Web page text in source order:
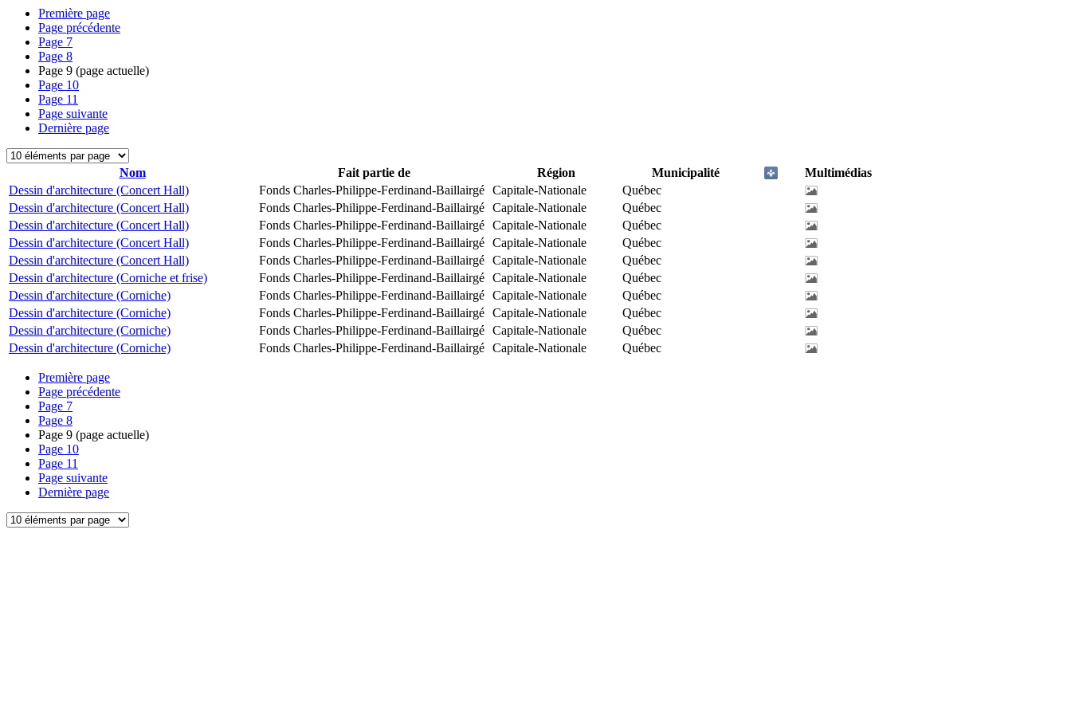
Première page
Page précédente
Page 7
Page 8
Page 9 (page actuelle)
Page 10
Page 11
Page suivante
Dernière page
Nom Fait partie de Région Municipalité
Multimédias
Dessin d'architecture (Concert Hall)
Fonds Charles-Philippe-Ferdinand-Baillairgé Capitale-Nationale
Québec
Dessin d'architecture (Concert Hall)
Fonds Charles-Philippe-Ferdinand-Baillairgé Capitale-Nationale
Québec
Dessin d'architecture (Concert Hall)
Fonds Charles-Philippe-Ferdinand-Baillairgé Capitale-Nationale
Québec
Dessin d'architecture (Concert Hall)
Fonds Charles-Philippe-Ferdinand-Baillairgé Capitale-Nationale
Québec
Dessin d'architecture (Concert Hall)
Fonds Charles-Philippe-Ferdinand-Baillairgé Capitale-Nationale
Québec
Dessin d'architecture (Corniche et frise)
Fonds Charles-Philippe-Ferdinand-Baillairgé Capitale-Nationale
Québec
Dessin d'architecture (Corniche)
Fonds Charles-Philippe-Ferdinand-Baillairgé Capitale-Nationale
Québec
Dessin d'architecture (Corniche)
Fonds Charles-Philippe-Ferdinand-Baillairgé Capitale-Nationale
Québec
Dessin d'architecture (Corniche)
Fonds Charles-Philippe-Ferdinand-Baillairgé Capitale-Nationale
Québec
Dessin d'architecture (Corniche)
Fonds Charles-Philippe-Ferdinand-Baillairgé Capitale-Nationale Québec
Première page
Page précédente
Page 7
Page 8
Page 9 (page actuelle)
Page 10
Page 11
Page suivante
Dernière page